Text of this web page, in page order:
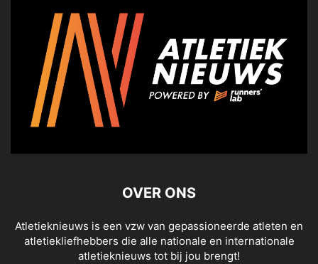
OVER ONS
Atletieknieuws is een vzw van gepassioneerde atleten en
atletiekliefhebbers die alle nationale en internationale
atletieknieuws tot bij jou brengt!